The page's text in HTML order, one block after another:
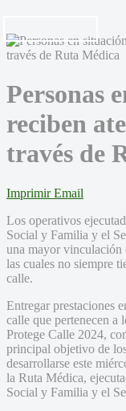
Personas
reciben
través de
Imprimir Email
Los operativos
Social y Familia y el
una mayor vinculación
las cuales no siempre
calle.
Entregar prestaciones
calle que pertenecen a
Protege Calle 2024,
principal objetivo de
desarrollarse este
la Ruta Médica,
Social y Familia y el